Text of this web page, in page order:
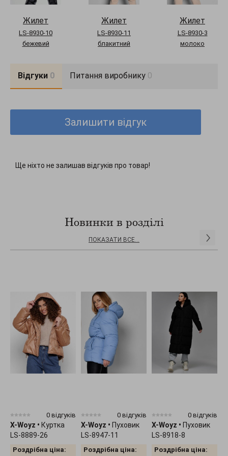
Жилет
LS-8930-10
бежевий
Жилет
LS-8930-11
блакитний
Жилет
LS-8930-3
молоко
Відгуки 0 Питання виробнику 0
Залишити відгук
Ще ніхто не залишав відгуків про товар!
Новинки в розділі
ПОКАЗАТИ ВСЕ...
0 відгуків
X-Woyz • Куртка
LS-8889-26
Роздрібна ціна:
0 відгуків
X-Woyz • Пуховик
LS-8947-11
Роздрібна ціна:
0 відгуків
X-Woyz • Пуховик
LS-8918-8
Роздрібна ціна: